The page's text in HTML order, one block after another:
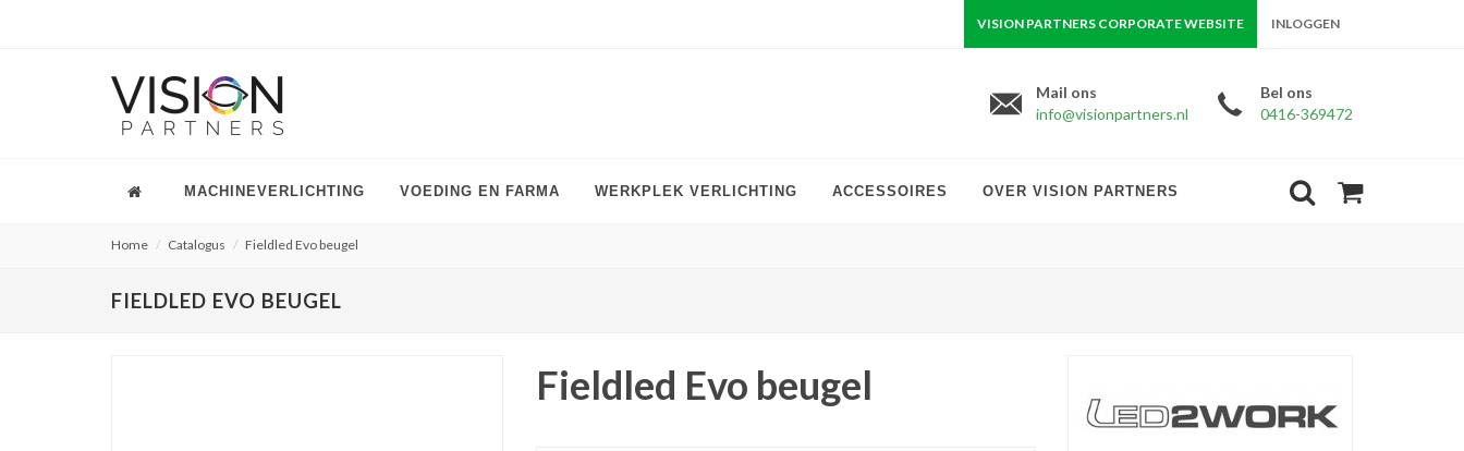
VISION PARTNERS CORPORATE WEBSITE INLOGGEN
Mail ons
info@visionpartners.nl
Bel ons
0416-369472
MACHINEVERLICHTING VOEDING EN FARMA WERKPLEK VERLICHTING ACCESSOIRES OVER VISION PARTNERS
Home Catalogus Fieldled Evo beugel
FIELDLED EVO BEUGEL
Fieldled Evo beugel